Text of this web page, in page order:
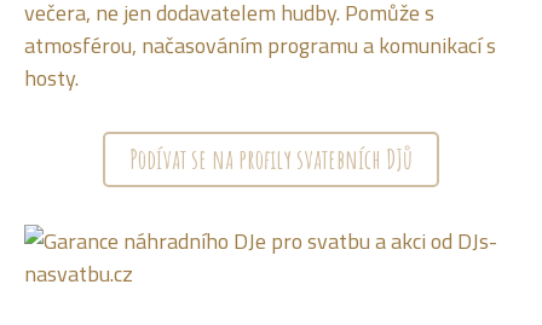
večera, ne jen dodavatelem hudby. Pomůže s
atmosférou, načasováním programu a komunikací s
hosty.
Podívat se na profily svatebních DJů